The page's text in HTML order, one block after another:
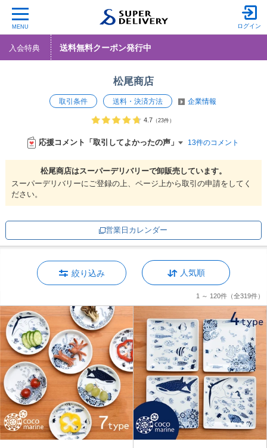
MENU ログイン
入会特典 送料無料クーポン発行中
松尾商店
取引条件 送料・決済方法 企業情報
4.7 （23件）
応援コメント「取引してよかったの声」 13件のコメント
松尾商店はスーパーデリバリーで卸販売しています。
スーパーデリバリーにご登録の上、ページ上から取引の申請をしてく
ださい。
営業日カレンダー
絞り込み 人気順
1 ～ 120件 （全319件）